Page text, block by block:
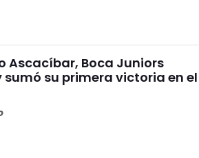
Ascacíbar, Boca Juniors
su primera victoria en el